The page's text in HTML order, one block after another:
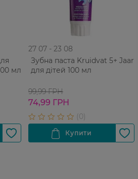
мл
27 07 - 23 08
Зубна паста Kruidvat 5+ Jaar
для дітей 100 мл
99,99 ГРН
74,99 ГРН